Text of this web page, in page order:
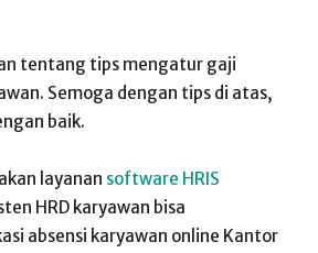
tentang tips mengatur gaji
Semoga dengan tips di atas,
baik.
layanan software HRIS
HRD karyawan bisa
absensi karyawan online Kantor